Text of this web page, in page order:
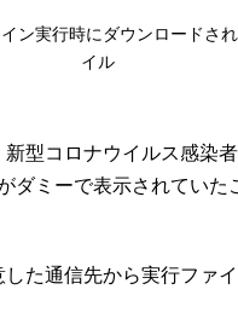
ン実行時にダウンロードさ
イル
型コロナウイルス感染
ダミーで表示されていた
した通信先から実行ファ